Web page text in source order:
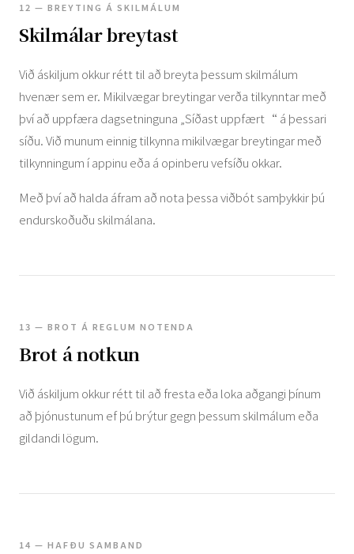
12 — BREYTING Á SKILMÁLUM
Skilmálar breytast
Við áskiljum okkur rétt til að breyta þessum skilmálum
hvenær sem er. Mikilvægar breytingar verða tilkynntar með
því að uppfæra dagsetninguna „Síðast uppfært“ á þessari
síðu. Við munum einnig tilkynna mikilvægar breytingar með
tilkynningum í appinu eða á opinberu vefsíðu okkar.
Með því að halda áfram að nota þessa viðbót samþykkir þú
endurskoðuðu skilmálana.
13 — BROT Á REGLUM NOTENDA
Brot á notkun
Við áskiljum okkur rétt til að fresta eða loka aðgangi þínum
að þjónustunum ef þú brýtur gegn þessum skilmálum eða
gildandi lögum.
14 — HAFÐU SAMBAND